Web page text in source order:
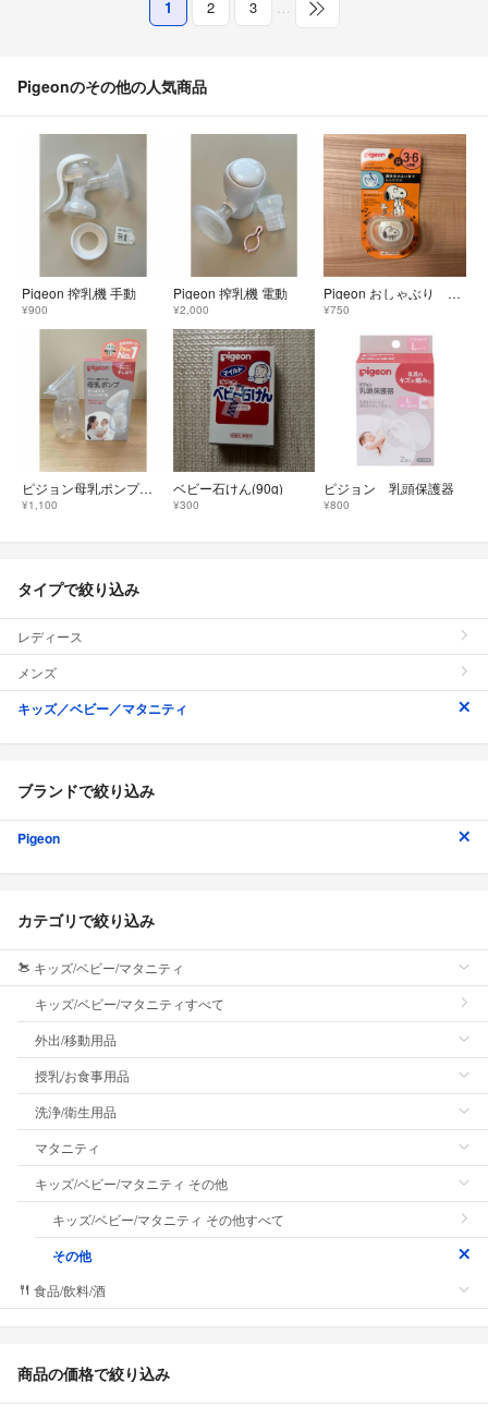
1 2 3 …
Pigeonのその他の人気商品
Pigeon 搾乳機 手動
¥900
Pigeon 搾乳機 電動
¥2,000
Pigeon おしゃぶり スヌーピー
¥750
ピジョン母乳ポンプ手絞りタイプ
¥1,100
ベビー石けん(90g)
¥300
ピジョン 乳頭保護器
¥800
タイプで絞り込み
レディース
メンズ
キッズ／ベビー／マタニティ
ブランドで絞り込み
Pigeon
カテゴリで絞り込み
キッズ/ベビー/マタニティ
キッズ/ベビー/マタニティすべて
外出/移動用品
授乳/お食事用品
洗浄/衛生用品
マタニティ
キッズ/ベビー/マタニティ その他
キッズ/ベビー/マタニティ その他すべて
その他
食品/飲料/酒
商品の価格で絞り込み